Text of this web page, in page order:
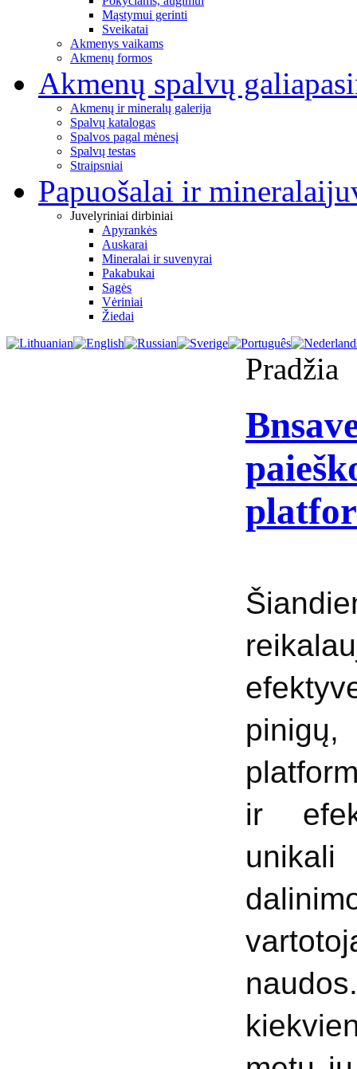
Mąstymui gerinti
Sveikatai
Akmenys vaikams
Akmenų formos
Akmenų spalvų galia
Akmenų ir mineralų galerija
Spalvų katalogas
Spalvos pagal mėnesį
Spalvų testas
Straipsniai
Papuošalai ir mineralai
Juvelyriniai dirbiniai
Apyrankės
Auskarai
Mineralai ir suvenyrai
Pakabukai
Sagės
Vėriniai
Žiedai
Pradžia
ir